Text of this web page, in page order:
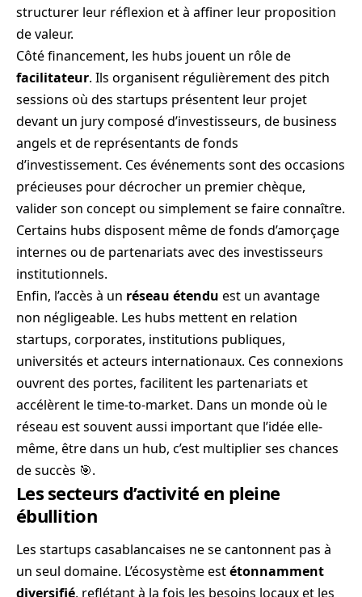
structurer leur réflexion et à affiner leur proposition
de valeur.
Côté financement, les hubs jouent un rôle de
facilitateur. Ils organisent régulièrement des pitch
sessions où des startups présentent leur projet
devant un jury composé d’investisseurs, de business
angels et de représentants de fonds
d’investissement. Ces événements sont des occasions
précieuses pour décrocher un premier chèque,
valider son concept ou simplement se faire connaître.
Certains hubs disposent même de fonds d’amorçage
internes ou de partenariats avec des investisseurs
institutionnels.
Enfin, l’accès à un réseau étendu est un avantage
non négligeable. Les hubs mettent en relation
startups, corporates, institutions publiques,
universités et acteurs internationaux. Ces connexions
ouvrent des portes, facilitent les partenariats et
accélèrent le time-to-market. Dans un monde où le
réseau est souvent aussi important que l’idée elle-
même, être dans un hub, c’est multiplier ses chances
de succès 🎯.
Les secteurs d’activité en pleine
ébullition
Les startups casablancaises ne se cantonnent pas à
un seul domaine. L’écosystème estétonnamment
diversifié, reflétant à la fois les besoins locaux et les